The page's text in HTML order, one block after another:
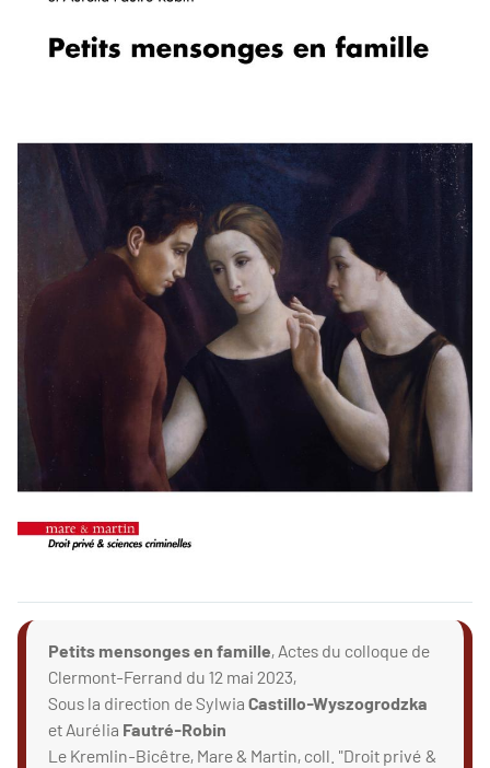
Petits mensonges en famille, Actes du colloque de
Clermont-Ferrand du 12 mai 2023,
Sous la direction de Sylwia Castillo-Wyszogrodzka
et Aurélia Fautré-Robin
Le Kremlin-Bicêtre, Mare & Martin, coll. "Droit privé &